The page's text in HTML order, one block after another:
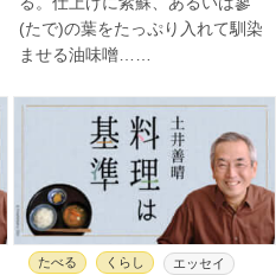
(たで)の葉をたっぷり入れて馴染
ませる油味噌……
たべる くらし エッセイ